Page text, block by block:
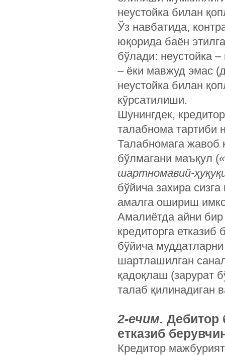
неустойка билан
Ўз навбатида,
юқорида баён
бўлади: неустойка
– ёки мавжуд эмас
неустойка билан
кўрсатилиши.
Шунингдек,
талабнома тартиби
Талабномага жавоб
бўлмагани маъқул (
шартномавий-
бўйича захира
амалга ошириш
Амалиётда айни
кредиторга
бўйича
шартлашилган
қадоқлаш (зарурат
талаб қилинадиган
2-ечим. Дебитор
етказиб
Кредитор